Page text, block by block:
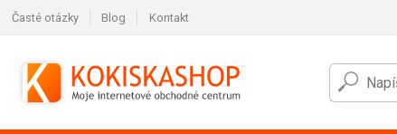
Časté otázky Blog Kontakt